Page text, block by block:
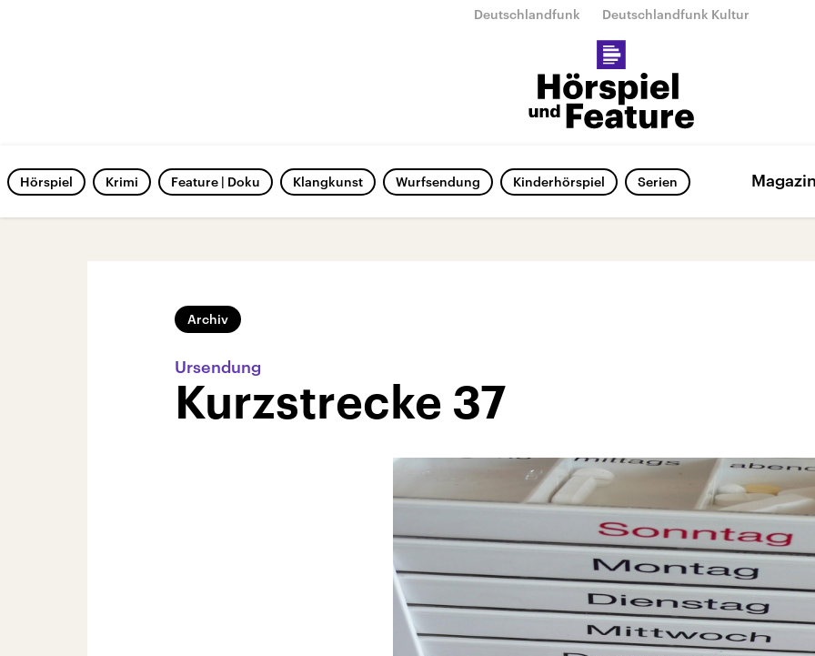
Deutschlandfunk Deutschlandfunk Kultur
Hörspiel Krimi Feature | Doku Klangkunst Wurfsendung Kinderhörspiel Serien Magazin
Archiv
Ursendung
Kurzstrecke 37